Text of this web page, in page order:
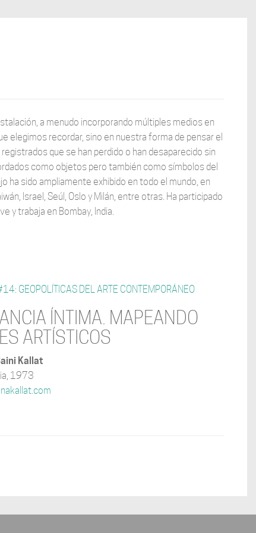
a menudo incorporando múltiples medios en
elegimos recordar, sino en nuestra forma de pensar el
que se han perdido o han desaparecido sin
como objetos pero también como símbolos del
ha sido ampliamente exhibido en todo el mundo, en
Israel, Seúl, Oslo y Milán, entre otras. Ha participado
y trabaja en Bombay, India.
GEOPOLÍTICAS DEL ARTE CONTEMPORÁNEO
ÍNTIMA. MAPEANDO
ARTÍSTICOS
Kallat
1973